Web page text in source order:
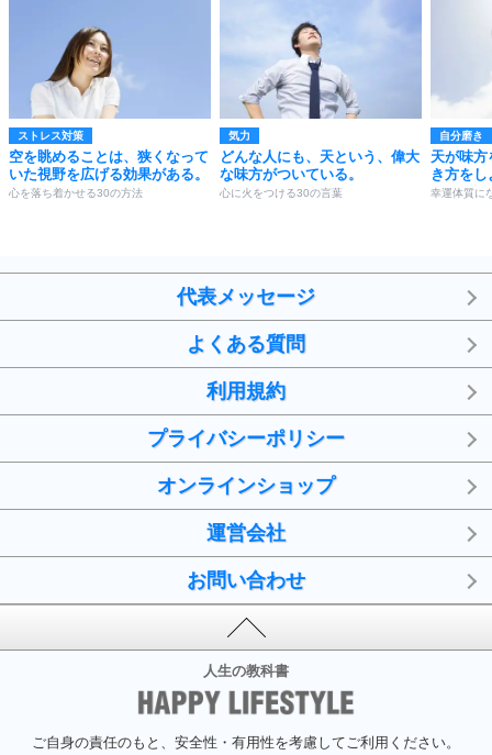
ストレス対策
空を眺めることは、狭くなって
いた視野を広げる効果がある。
心を落ち着かせる30の方法
気力
どんな人にも、天という、偉大
な味方がついている。
心に火をつける30の言葉
自分磨き
天が味
き方をし
幸運体質に
代表メッセージ
よくある質問
利用規約
プライバシーポリシー
オンラインショップ
運営会社
お問い合わせ
人生の教科書
ご自身の責任のもと、安全性・有用性を考慮してご利用ください。